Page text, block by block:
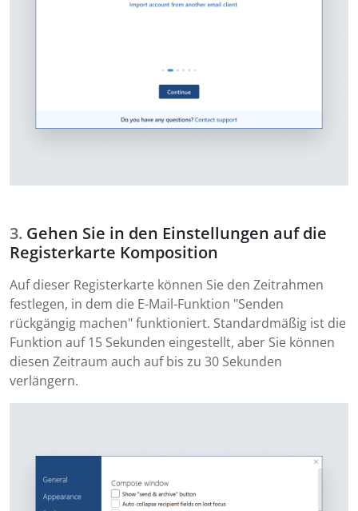
Gehen Sie in den Einstellungen auf die
Registerkarte Komposition
Auf dieser Registerkarte können Sie den Zeitrahmen
festlegen, in dem die E-Mail-Funktion "Senden
rückgängig machen" funktioniert. Standardmäßig ist die
Funktion auf 15 Sekunden eingestellt, aber Sie können
diesen Zeitraum auch auf bis zu 30 Sekunden
verlängern.